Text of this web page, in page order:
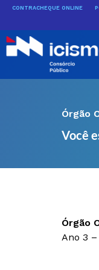
conteúdo
CONTRACHEQUE ONLINE
Órgão
Você
Órgão
Ano 3